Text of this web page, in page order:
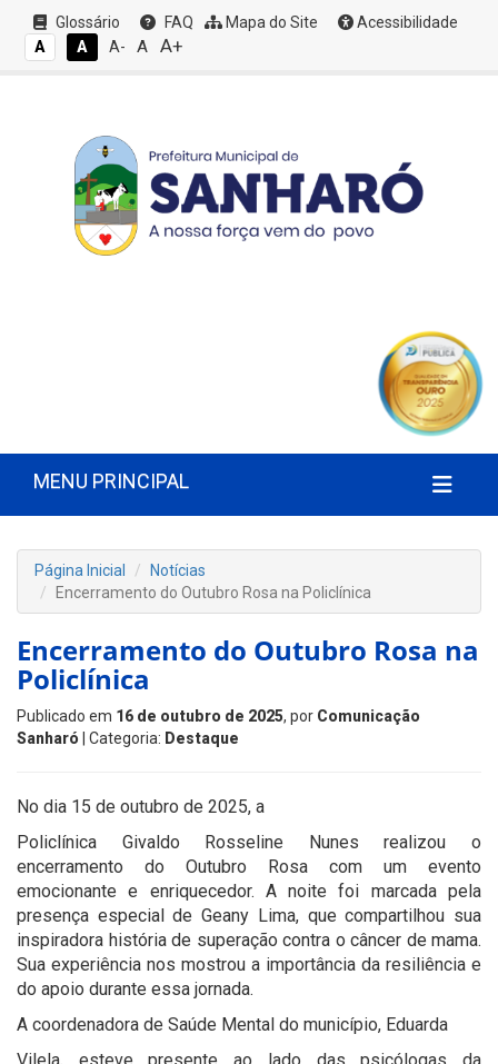
Glossário FAQ Mapa do Site
Acessibilidade
A
A A- A A+
MENU PRINCIPAL
Página Inicial
Notícias
Encerramento do Outubro Rosa na Policlínica
Encerramento do Outubro Rosa na
Policlínica
Publicado em 16 de outubro de 2025, por Comunicação
Sanharó | Categoria: Destaque
No dia 15 de outubro de 2025, a
Policlínica Givaldo Rosseline Nunes realizou o
encerramento do Outubro Rosa com um evento
emocionante e enriquecedor. A noite foi marcada pela
presença especial de Geany Lima, que compartilhou sua
inspiradora história de superação contra o câncer de mama.
Sua experiência nos mostrou a importância da resiliência e
do apoio durante essa jornada.
A coordenadora de Saúde Mental do município, Eduarda